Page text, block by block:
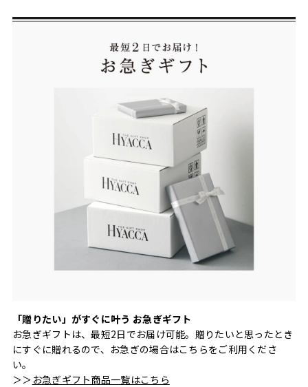
「贈りたい」がすぐに叶う お急ぎギフト
お急ぎギフトは、最短2日でお届け可能。贈りたいと思ったとき
にすぐに贈れるので、お急ぎの場合はこちらをご利用くださ
い。
＞＞ お急ぎギフト商品一覧はこちら